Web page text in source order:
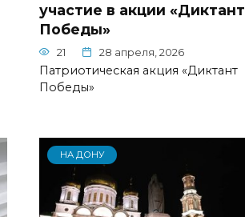
участие в акции «Диктант
Победы»
21 28 апреля, 2026
Патриотическая акция «Диктант
Победы»
НА ДОНУ